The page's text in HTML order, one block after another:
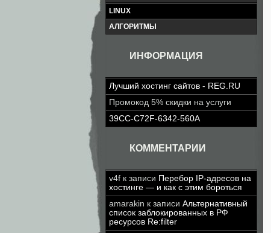
LINUX
АЛГОРИТМЫ
ИНФОРМАЦИЯ
Лучший хостинг сайтов - REG.RU
Промокод 5% скидки на услуги
39CC-C72F-6342-560A
КОММЕНТАРИИ
v4f к записи Перебор IP-адресов на
хостинге — и как с этим бороться
amarakin к записи Альтернативный
список заблокированных в РФ
ресурсов Re:filter